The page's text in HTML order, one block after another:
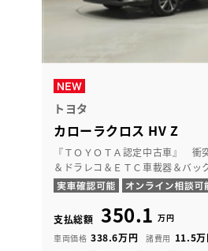
トヨタ
カローラクロス HV Z
『ＴＯＹＯＴＡ認定中古車』 衝
＆ドラレコ＆ＥＴＣ車載器＆バッ
支払総額 350.1 万円
車両価格 338.6万円 諸費用 11.5万